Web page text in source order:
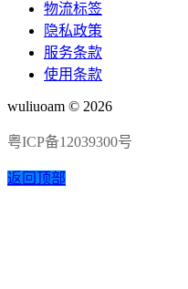
物流标签
隐私政策
服务条款
使用条款
wuliuoam © 2026
粤ICP备12039300号
返回顶部